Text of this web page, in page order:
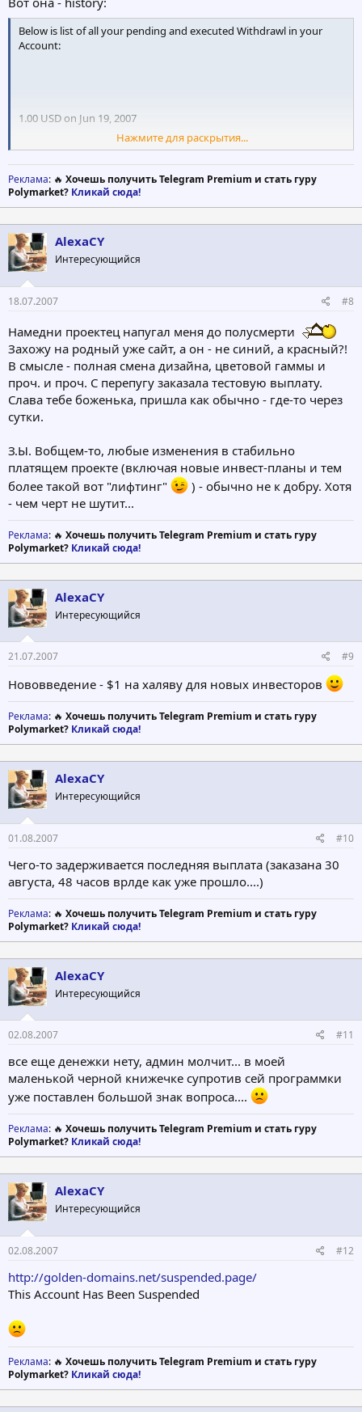
Below is list of all your pending and executed Withdrawl in your
Account:
1.00 USD on Jun 19, 2007
Method: E-gold
Withdrawl is pending
1.00 USD on Jun 16, 2007
--------------------------------------------------------------------------------
1.00 USD on Jun 13, 2007
Withdrawl paid on Jun 14, 2007
--------------------------------------------------------------------------------
1.00 USD on Jun 09, 2007
Method: E-gold
Withdrawl paid on Jun 11, 2007
--------------------------------------------------------------------------------
1.00 USD on Jun 06, 2007
Method: E-gold
Withdrawl paid on Jun 07, 2007
--------------------------------------------------------------------------------
4.00 USD on Jun 03, 2007
Method: E-gold
Withdrawl paid on Jun 04, 2007
1.00 USD on May 28, 2007
Method: E-gold
Withdrawl paid on Jun 01, 2007
--------------------------------------------------------------------------------
1.00 USD on May 25, 2007
Withdrawl paid on May 26, 2007
--------------------------------------------------------------------------------
1.00 USD on May 21, 2007
Withdrawl paid on May 21, 2007
--------------------------------------------------------------------------------
Нажмите для раскрытия...
Реклама: 🔥 Хочешь получить Telegram Premium и стать гуру
Polymarket? Кликай сюда!
AlexaCY
Интересующийся
18.07.2007 #8
Намедни проектец напугал меня до полусмерти
Захожу на родный уже сайт, а он - не синий, а красный?!
В смысле - полная смена дизайна, цветовой гаммы и
проч. и проч. С перепугу заказала тестовую выплату.
Слава тебе боженька, пришла как обычно - где-то через
сутки.
З.Ы. Вобщем-то, любые изменения в стабильно
платящем проекте (включая новые инвест-планы и тем
более такой вот "лифтинг"
) - обычно не к добру. Хотя
- чем черт не шутит...
Реклама: 🔥 Хочешь получить Telegram Premium и стать гуру
Polymarket? Кликай сюда!
AlexaCY
Интересующийся
21.07.2007 #9
Нововведение - $1 на халяву для новых инвесторов
Реклама: 🔥 Хочешь получить Telegram Premium и стать гуру
Polymarket? Кликай сюда!
AlexaCY
Интересующийся
01.08.2007 #10
Чего-то задерживается последняя выплата (заказана 30
августа, 48 часов врлде как уже прошло....)
Реклама: 🔥 Хочешь получить Telegram Premium и стать гуру
Polymarket? Кликай сюда!
AlexaCY
Интересующийся
02.08.2007 #11
все еще денежки нету, админ молчит... в моей
маленькой черной книжечке супротив сей программки
уже поставлен большой знак вопроса....
Реклама: 🔥 Хочешь получить Telegram Premium и стать гуру
Polymarket? Кликай сюда!
AlexaCY
Интересующийся
02.08.2007 #12
http://golden-domains.net/suspended.page/
This Account Has Been Suspended
Реклама: 🔥 Хочешь получить Telegram Premium и стать гуру
Polymarket? Кликай сюда!